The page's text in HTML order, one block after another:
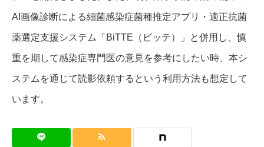
AI画像診断による細菌感染症菌種推定アプリ・適正抗菌
薬選定支援システム「BiTTE（ビッテ）」と併用し、慎
重を期して感染症専門医の意見を参考にしたい時、本シ
ステムを通じて読影依頼するという利用方法も想定して
います。